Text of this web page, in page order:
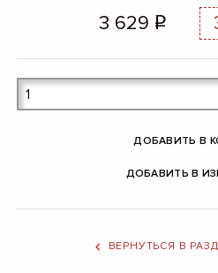
3 629 q
ДОБАВИТЬ В
ДОБАВИТЬ В
ВЕРНУТЬСЯ В